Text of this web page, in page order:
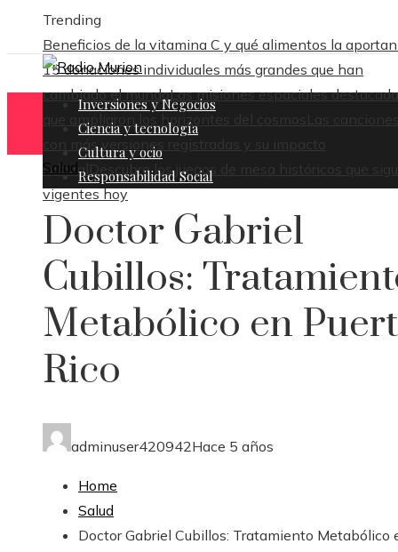
Trending
Beneficios de la vitamina C y qué alimentos la aportan
15 donaciones individuales más grandes que han
cambiado el mundoLas misiones espaciales
que ampliaron los horizontes del cosmos
Las
con más versiones registradas y su impacto
cultural Descubre los juegos de mesa históricos que
vigentes hoy
Inversiones y Negocios
Ciencia y tecnología
Cultura y ocio
Responsabilidad Social
Salud
Doctor Gabriel
Cubillos:
Metabólico en
Rico
adminuser420942Hace 5 años
Home
Salud
Doctor Gabriel Cubillos: Tratamiento Metabólico